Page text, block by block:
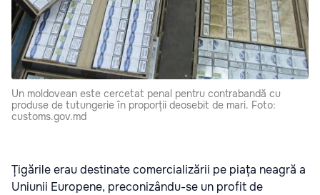
Un moldovean este cercetat penal pentru contrabandă cu
produse de tutungerie în proporții deosebit de mari. Foto:
customs.gov.md
Țigările erau destinate comercializării pe piața neagră a
Uniunii Europene, preconizându-se un profit de